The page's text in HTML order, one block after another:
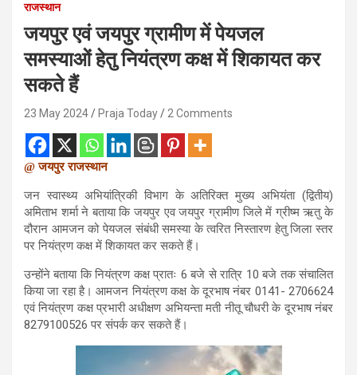
राजस्थान
जयपुर एवं जयपुर ग्रामीण में पेयजल
समस्याओं हेतु नियंत्रण कक्ष में शिकायत कर
सकते हैं
23 May 2024 Praja Today 2 Comments
@ जयपुर राजस्थान
जन स्वास्थ्य अभियांत्रिकी विभाग के अतिरिक्त मुख्य अभियंता (द्वितीय)
अमिताभ शर्मा ने बताया कि जयपुर एव जयपुर ग्रामीण जिले में ग्रीष्म ऋतु के
दौरान आमजन को पेयजल संबंधी समस्या के त्वरित निस्तारण हेतु जिला स्तर
पर नियंत्रण कक्ष में शिकायत कर सकते हैं।
उन्होंने बताया कि नियंत्रण कक्ष प्रातः 6 बजे से रात्रि 10 बजे तक संचालित
किया जा रहा है। आमजन नियंत्रण कक्ष के दूरभाष नंबर 0141- 2706624
एवं नियंत्रण कक्ष प्रभारी अधीक्षण अभियन्ता मती नीतू चौधरी के दूरभाष नंबर
8279100526 पर संपर्क कर सकते हैं।